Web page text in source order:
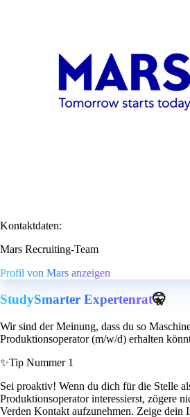
Kontaktdaten:
Mars Recruiting-Team
Profil von Mars anzeigen
StudySmarter Expertenrat🤫
Wir sind der Meinung, dass du so
Produktionsoperator (m/w/d) erhalten
✨Tip Nummer 1
Sei proaktiv! Wenn du dich für die Stelle
Produktionsoperator interessierst, zögere
Verden Kontakt aufzunehmen. Zeige dein